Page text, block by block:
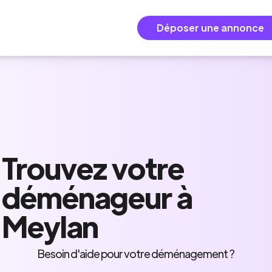
Déposer une annonce
Trouvezvotre
déménageurà
Meylan
Besoin d'aide pour votre déménagement ?